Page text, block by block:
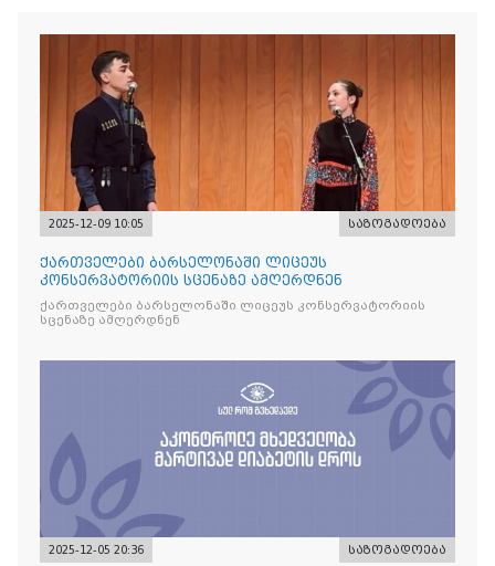
2025-12-09 10:05 საზოგადოება
ქართველები ბარსელონაში ლიცეუს
კონსერვატორიის სცენაზე ამღერდნენ
ქართველები ბარსელონაში ლიცეუს კონსერვატორიის
სცენაზე ამღერდნენ
2025-12-05 20:36 საზოგადოება